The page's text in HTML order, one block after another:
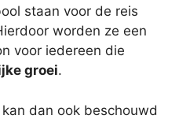
staan voor de reis
worden ze een
voor iedereen die
groei.
dan ook beschouwd